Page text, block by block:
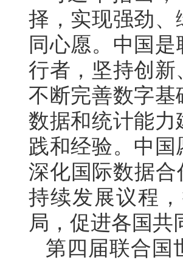
择，实现强劲
同心愿。中国
行者，坚持创
不断完善数字
数据和统计能
践和经验。中
深化国际数据合
持续发展议程
局，促进各国共
第四届联合国